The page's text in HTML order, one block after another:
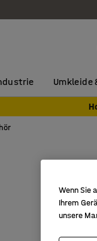
Umkleide
Wenn Sie
Ihrem
unsere